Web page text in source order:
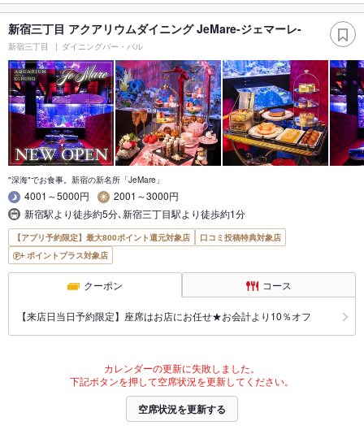
新宿三丁目 アクアリウムダイニング JeMare-ジェマーレ-
新宿三丁目 ダイニングバー・バル
"深海"でお食事。新宿の新名所「JeMare」
4001～5000円
2001～3000円
新宿駅より徒歩約5分､新宿三丁目駅より徒歩約1分
【アプリ予約限定】最大800ポイント還元対象店
口コミ投稿特典対象店
ポイントプラス対象店
クーポン コース
【来店日当日予約限定】座席はお店にお任せ★お会計より10％オフ
カレンダーの更新に失敗しました。
下記ボタンを押して空席状況を更新してください。
空席状況を更新する